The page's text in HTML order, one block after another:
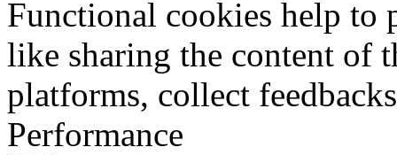
Functional cookies help to
like sharing the content of
platforms, collect
Performance